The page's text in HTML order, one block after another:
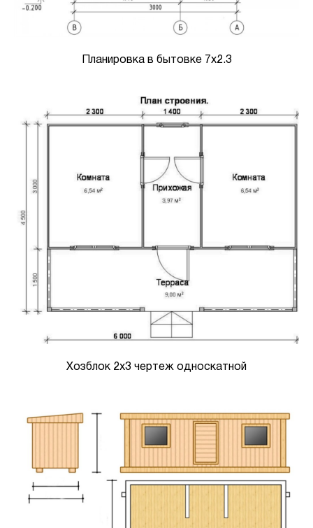
Планировка в бытовке 7х2.3
Хозблок 2х3 чертеж односкатной